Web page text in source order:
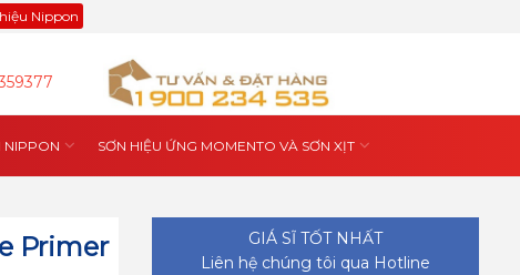
Nippon
NIPPON SƠN HIỆU ỨNG MOMENTO VÀ SƠN XỊT
Primer
GIÁ SĨ TỐT NHẤT
Liên hệ chúng tôi qua Hotline